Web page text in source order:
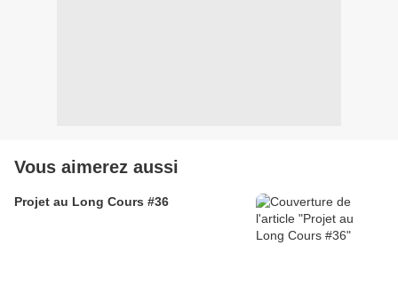
Vous aimerez aussi
Projet au Long Cours #36